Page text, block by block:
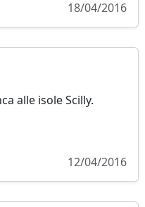
18/04/2016
alle isole Scilly.
12/04/2016